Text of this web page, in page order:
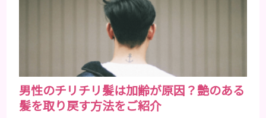
男性のチリチリ髪は加齢が原因？艶のある
髪を取り戻す方法をご紹介